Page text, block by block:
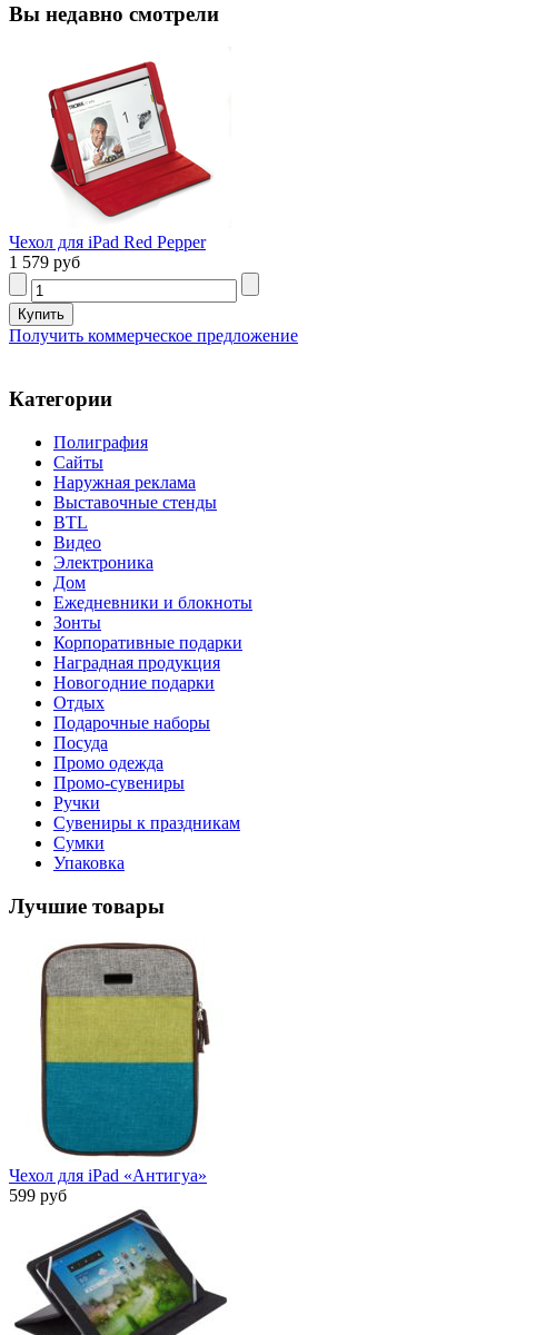
Вы недавно смотрели
Чехол для iPad Red Pepper
1 579 руб
Получить коммерческое предложение
Категории
Полиграфия
Сайты
Наружная реклама
Выставочные стенды
BTL
Видео
Электроника
Дом
Ежедневники и блокноты
Зонты
Корпоративные подарки
Наградная продукция
Новогодние подарки
Отдых
Подарочные наборы
Посуда
Промо одежда
Промо-сувениры
Ручки
Сувениры к праздникам
Сумки
Упаковка
Лучшие товары
Чехол для iPad «Антигуа»
599 руб